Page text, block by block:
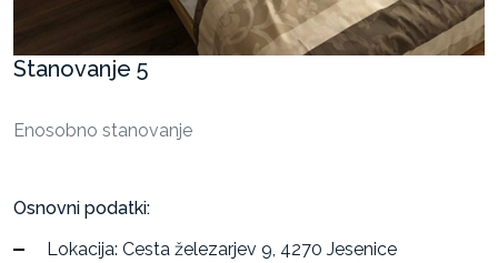
Stanovanje 5
Enosobno stanovanje
Osnovni podatki:
Lokacija: Cesta železarjev 9, 4270 Jesenice